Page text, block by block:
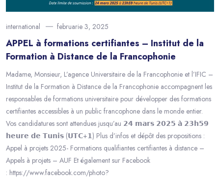
international februarie 3, 2025
APPEL à formations certifiantes – Institut de la
Formation à Distance de la Francophonie
Madame, Monsieur, L’agence Universitaire de la Francophonie et l’IFIC –
Institut de la Formation à Distance de la Francophonie accompagnent les
responsables de formations universitaire pour développer des formations
certifiantes accessibles à un public francophone dans le monde entier.
Vos candidatures sont attendues jusqu’au 𝟮𝟰 𝗺𝗮𝗿𝘀 𝟮𝟬𝟮𝟱 𝗮̀ 𝟮𝟯𝗵𝟱𝟵
𝗵𝗲𝘂𝗿𝗲 𝗱𝗲 𝗧𝘂𝗻𝗶𝘀 (𝗨𝗧𝗖+𝟭) Plus d’infos et dépôt des propositions :
Appel à projets 2025- Formations qualifiantes certifiantes à distance –
Appels à projets – AUF Et également sur Facebook
: https://www.facebook.com/photo?